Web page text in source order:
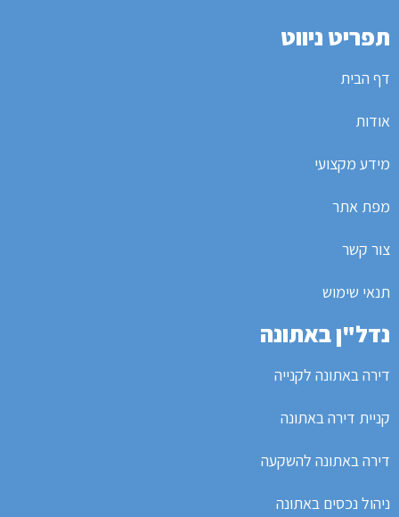
תפריט ניווט
דף הבית
אודות
מידע מקצועי
מפת אתר
צור קשר
תנאי שימוש
נדל"ן באתונה
דירה באתונה לקנייה
קניית דירה באתונה
דירה באתונה להשקעה
ניהול נכסים באתונה